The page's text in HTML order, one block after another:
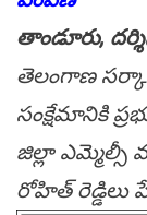
తాండూరు,
తెలంగాణ
సంక్షేమానికి
జిల్లా ఎమ్మెల్సీ
రోహిత్ రెడ్డిలు